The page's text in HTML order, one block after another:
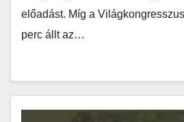
előadást. Míg a
perc állt az…